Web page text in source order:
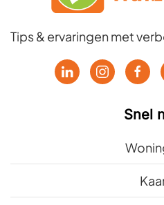
Tips & ervaringen met
Snel